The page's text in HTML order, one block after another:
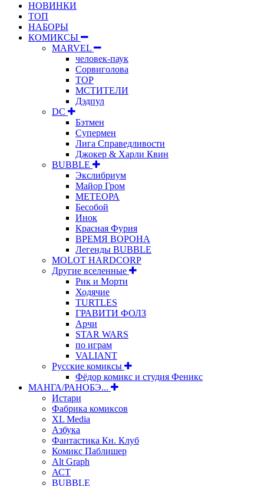
НОВИНКИ
ТОП
НАБОРЫ
КОМИКСЫ
MARVEL
человек-паук
Сорвиголова
ТОР
МСТИТЕЛИ
Дэдпул
DC
Бэтмен
Супермен
Лига Справедливости
Джокер & Харли Квин
BUBBLE
Экслибриум
Майор Гром
МЕТЕОРА
Бесобой
Инок
Красная Фурия
ВРЕМЯ ВОРОНА
Легенды BUBBLE
MOLOT HARDCORP
Другие вселенные
Рик и Морти
Ходячие
TURTLES
ГРАВИТИ ФОЛЗ
Арчи
STAR WARS
по играм
VALIANT
Русские комиксы
Фёдор комикс и студия Феникс
МАНГА/РАНОБЭ...
Истари
Фабрика комиксов
XL Media
Азбука
Фантастика Кн. Клуб
Комикс Паблишер
Alt Graph
АСТ
BUBBLE